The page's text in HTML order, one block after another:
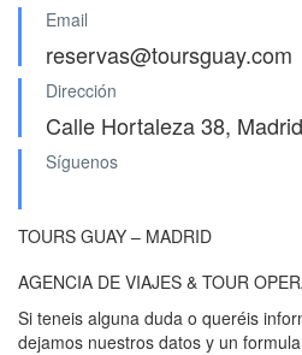
Email
reservas@toursguay.com
Dirección
Calle Hortaleza 38,
Síguenos
TOURS GUAY – MADRID
AGENCIA DE VIAJES & TOUR
Si teneis alguna duda o queréis
dejamos nuestros datos y un